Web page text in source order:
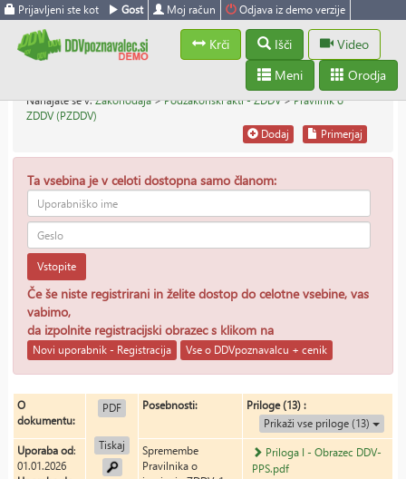
Prijavljeni ste kot Gost Moj račun Odjava iz demo verzije
Krči Išči
Video
Orodja
Meni
Nahajate se v:Zakonodaja>Podzakonski akti - ZDDV>Pravilnik o
ZDDV (PZDDV)
Primerjaj
Dodaj
Ta vsebina je v celoti dostopna samo članom:
Vstopite
Če še niste registrirani in želite dostop do celotne vsebine, vas
vabimo,
da izpolnite registracijski obrazec s klikom na
Novi uporabnik - Registracija Vse o DDVpoznavalcu + cenik
O
dokumentu:
PDF
Tiskaj
Posebnosti:
Priloge (13) :
Prikaži vse priloge (13)
Uporaba od:
01.01.2026
Spremembe
Pravilnika o
Priloga I - Obrazec DDV-
PPS.pdf